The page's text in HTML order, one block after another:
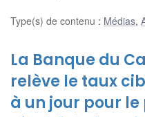
Type(s) de contenu : Médias,
La Banque du
relève le taux
à un jour pour le